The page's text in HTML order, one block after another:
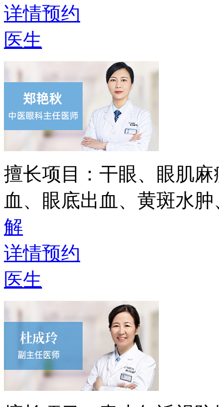
详情预约
医生
擅长项目： 干眼、眼肌
血、眼底出血、黄斑水
解
详情预约
医生